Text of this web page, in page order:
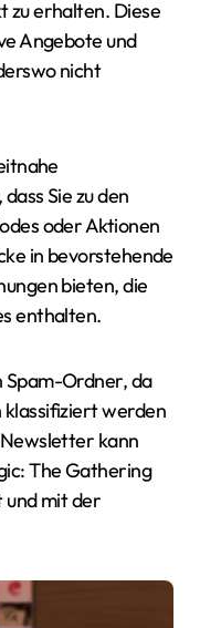
zu erhalten. Diese
Angebote und
nicht
Sie zu den
oder Aktionen
in bevorstehende
bieten, die
enthalten.
Spam-Ordner, da
werden
kann
The Gathering
und mit der